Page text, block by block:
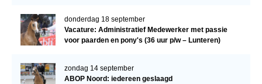
donderdag 18 september
Vacature: Administratief Medewerker met passie
voor paarden en pony's (36 uur p/w – Lunteren)
zondag 14 september
ABOP Noord: iedereen geslaagd